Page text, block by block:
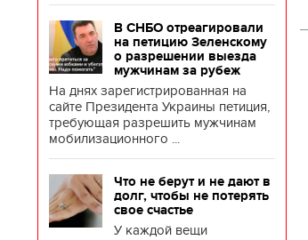
В СНБО отреагировали
на петицию Зеленскому
о разрешении выезда
мужчинам за рубеж
На днях зарегистрированная на
сайте Президента Украины петиция,
требующая разрешить мужчинам
мобилизационного ...
Что не берут и не дают в
долг, чтобы не потерять
свое счастье
У каждой вещи